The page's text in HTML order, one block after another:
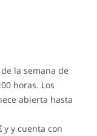
la semana de
horas. Los
abierta hasta
y y cuenta con